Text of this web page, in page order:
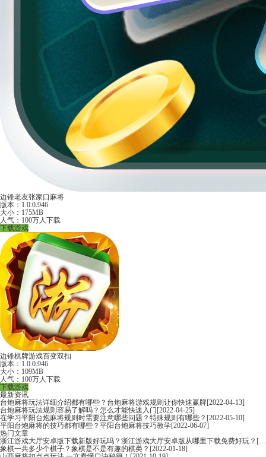
边锋老友张家口麻将
版本：1.0.0.946
大小：175MB
人气：100万人下载
下载游戏
边锋棋牌游戏百变双扣
版本：1.0.0.946
大小：109MB
人气：100万人下载
下载游戏
最新资讯
台炮麻将玩法详细介绍都有哪些？台炮麻将游戏规则让你快速赢牌[2022-04-13]
台炮麻将玩法规则容易了解吗？怎么才能快速入门[2022-04-25]
在学习平阳台炮麻将规则时需要注意哪些问题？特殊规则有哪些？ [2022-05-10]
平阳台炮麻将的技巧都有哪些？平阳台炮麻将技巧教学[2022-06-07]
热门文章
浙江游戏大厅安卓版下载新版好玩吗？浙江游戏大厅安卓版从哪里下载免费好玩？ [2022-06-16]
象棋一共多少个棋子？象棋是不是有趣的棋类？ [2022-01-18]